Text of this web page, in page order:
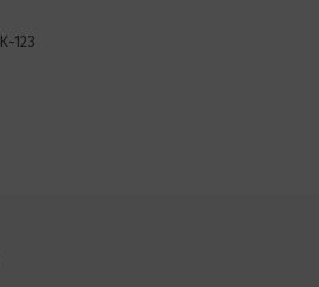
123